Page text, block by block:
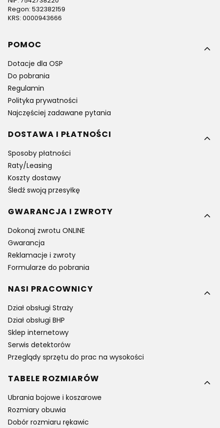
Regon: 532382159
KRS: 0000943666
Linki w stopce
POMOC
Dotacje dla OSP
Do pobrania
Regulamin
Polityka prywatności
Najczęściej zadawane pytania
DOSTAWA I PŁATNOŚCI
Sposoby płatności
Raty/Leasing
Koszty dostawy
Śledź swoją przesyłkę
GWARANCJA I ZWROTY
Dokonaj zwrotu ONLINE
Gwarancja
Reklamacje i zwroty
Formularze do pobrania
NASI PRACOWNICY
Dział obsługi Straży
Dział obsługi BHP
Sklep internetowy
Serwis detektorów
Przeglądy sprzętu do prac na wysokości
TABELE ROZMIARÓW
Ubrania bojowe i koszarowe
Rozmiary obuwia
Dobór rozmiaru rękawic